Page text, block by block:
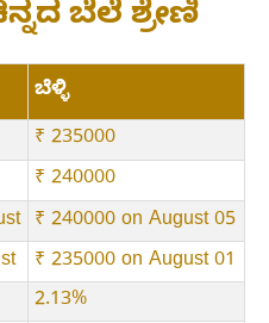
ಬೆಲೆ ಶ್ರೇಣಿ
ಬೆಳ್ಳಿ
₹ 235000
₹ 240000
₹ 240000 on August 05
₹ 235000 on August 01
2.13%